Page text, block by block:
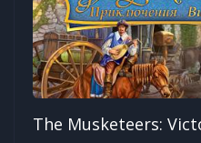
The Musketeers: